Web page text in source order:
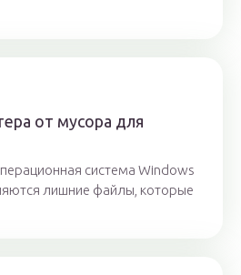
от мусора для
система Windows
лишние файлы, которые